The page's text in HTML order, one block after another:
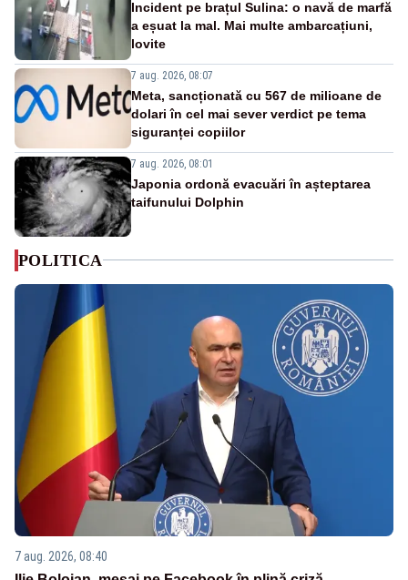
Incident pe brațul Sulina: o navă de marfă
a eșuat la mal. Mai multe ambarcațiuni,
lovite
7 aug. 2026, 08:07
Meta, sancționată cu 567 de milioane de
dolari în cel mai sever verdict pe tema
siguranței copiilor
7 aug. 2026, 08:01
Japonia ordonă evacuări în așteptarea
taifunului Dolphin
POLITICA
7 aug. 2026, 08:40